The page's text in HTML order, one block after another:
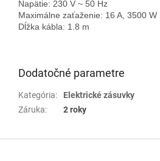
Napätie: 230 V ~ 50 Hz
Maximálne zaťaženie: 16 A, 3500 W
Dĺžka kábla: 1.8 m
Dodatočné parametre
Kategória:
Elektrické zásuvky
Záruka: 2 roky